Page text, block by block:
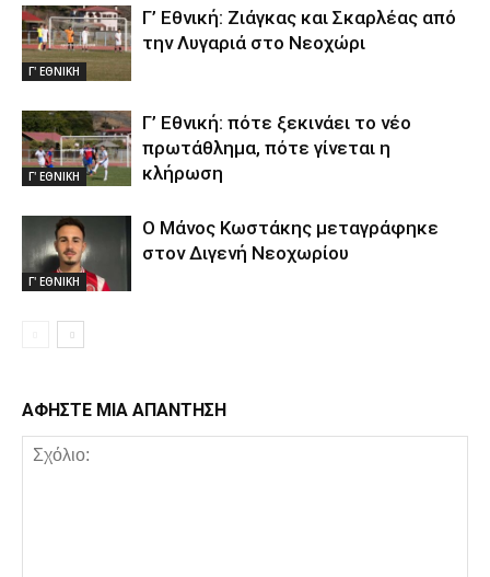
Γ' ΕΘΝΙΚΗ
Γ’ Εθνική: Ζιάγκας και Σκαρλέας από
την Λυγαριά στο Νεοχώρι
Γ' ΕΘΝΙΚΗ
Γ’ Εθνική: πότε ξεκινάει το νέο
πρωτάθλημα, πότε γίνεται η
κλήρωση
Γ' ΕΘΝΙΚΗ
Ο Μάνος Κωστάκης μεταγράφηκε
στον Διγενή Νεοχωρίου
ΑΦΗΣΤΕ ΜΙΑ ΑΠΑΝΤΗΣΗ